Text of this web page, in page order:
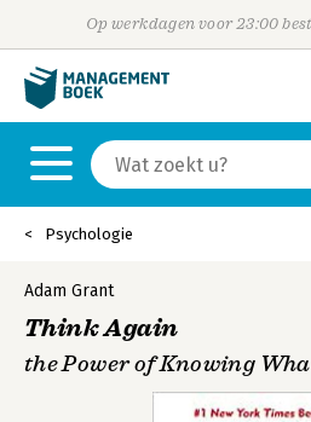
Op werkdagen voor 23:00
Psychologie
Adam Grant
Think Again
the Power of Knowing